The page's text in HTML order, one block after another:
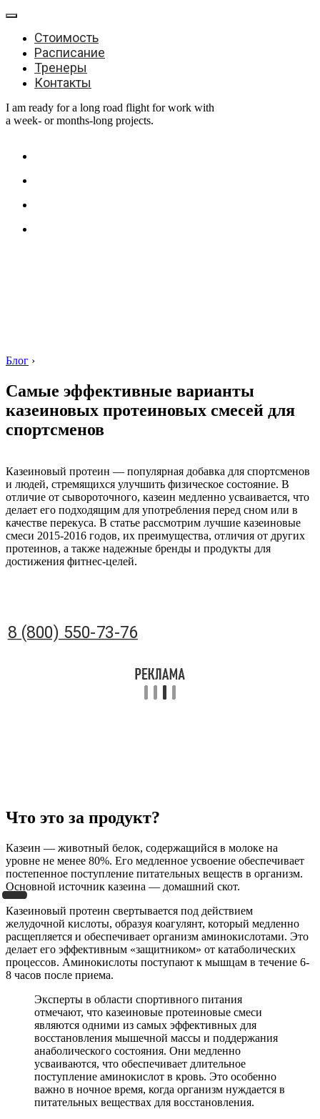
Стоимость
Расписание
Тренеры
Контакты
I am ready for a long road flight for work with
a week- or months-long projects.
Блог ›
Самые эффективные варианты
казеиновых протеиновых смесей для
спортсменов
Казеиновый протеин — популярная добавка для спортсменов
и людей, стремящихся улучшить физическое состояние. В
отличие от сывороточного, казеин медленно усваивается, что
делает его подходящим для употребления перед сном или в
качестве перекуса. В статье рассмотрим лучшие казеиновые
смеси 2015-2016 годов, их преимущества, отличия от других
протеинов, а также надежные бренды и продукты для
достижения фитнес-целей.
Что это за продукт?
Казеин — животный белок, содержащийся в молоке на
уровне не менее 80%. Его медленное усвоение обеспечивает
постепенное поступление питательных веществ в организм.
Основной источник казеина — домашний скот.
Казеиновый протеин свертывается под действием
желудочной кислоты, образуя коагулянт, который медленно
расщепляется и обеспечивает организм аминокислотами. Это
делает его эффективным «защитником» от катаболических
процессов. Аминокислоты поступают к мышцам в течение 6-
8 часов после приема.
Эксперты в области спортивного питания
отмечают, что казеиновые протеиновые смеси
являются одними из самых эффективных для
восстановления мышечной массы и поддержания
анаболического состояния. Они медленно
усваиваются, что обеспечивает длительное
поступление аминокислот в кровь. Это особенно
важно в ночное время, когда организм нуждается в
питательных веществах для восстановления.